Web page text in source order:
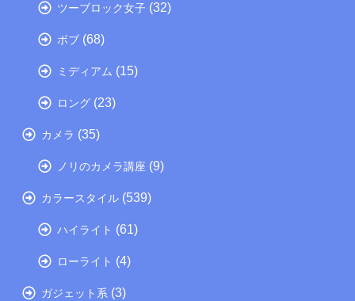
ツーブロック女子 (32)
ボブ (68)
ミディアム (15)
ロング (23)
カメラ (35)
ノリのカメラ講座 (9)
カラースタイル (539)
ハイライト (61)
ローライト (4)
ガジェット系 (3)